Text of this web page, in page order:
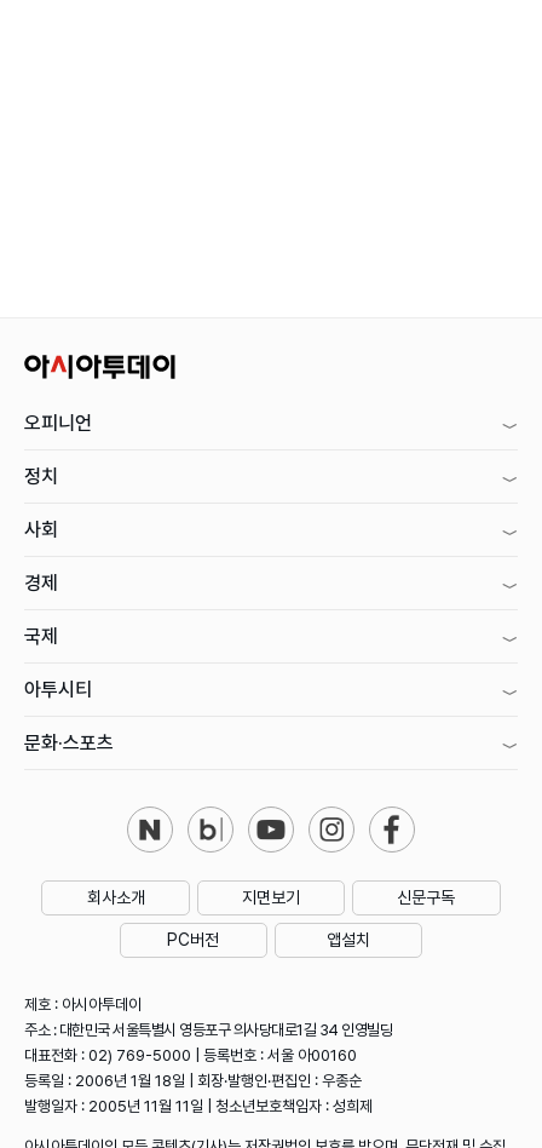
오피니언
정치
사회
경제
국제
아투시티
문화·스포츠
회사소개 지면보기 신문구독
PC버전 앱설치
제호 : 아시아투데이
주소 : 대한민국 서울특별시 영등포구 의사당대로1길 34 인영빌딩
대표전화 : 02) 769-5000 | 등록번호 : 서울 아00160
등록일 : 2006년 1월 18일 | 회장·발행인·편집인 : 우종순
발행일자 : 2005년 11월 11일 | 청소년보호책임자 : 성희제